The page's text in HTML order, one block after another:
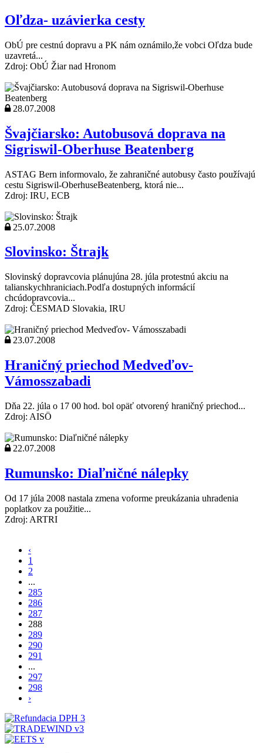
Oľdza- uzávierka cesty
ObÚ pre cestnú dopravu a PK nám oznámilo,že vobci Oľdza bude
uzavretá...
Zdroj: ObÚ Žiar nad Hronom
28.07.2008
Švajčiarsko: Autobusová doprava na
Sigriswil-Oberhuse Beatenberg
ASTAG Bern informovalo, že zahraničné autobusy často používajú
cestu Sigriswil-OberhuseBeatenberg, ktorá nie...
Zdroj: IRU, ECB
25.07.2008
Slovinsko: Štrajk
Slovinský dopravcovia plánujúna 28. júla protestnú akciu na
talianskychhraniciach.Podľa dostupných informácií
chcúdopravcovia...
Zdroj: ČESMAD Slovakia, IRU
23.07.2008
Hraničný priechod Medveďov-
Vámosszabadi
Dňa 22. júla o 17 00 hod. bol opäť otvorený hraničný priechod...
Zdroj: AISÖ
22.07.2008
Rumunsko: Diaľničné nálepky
Od 17 júla 2008 nastala zmena voforme preukázania uhradenia
poplatkov za použitie...
Zdroj: ARTRI
‹
1
2
...
285
286
287
288
289
290
291
...
297
298
›